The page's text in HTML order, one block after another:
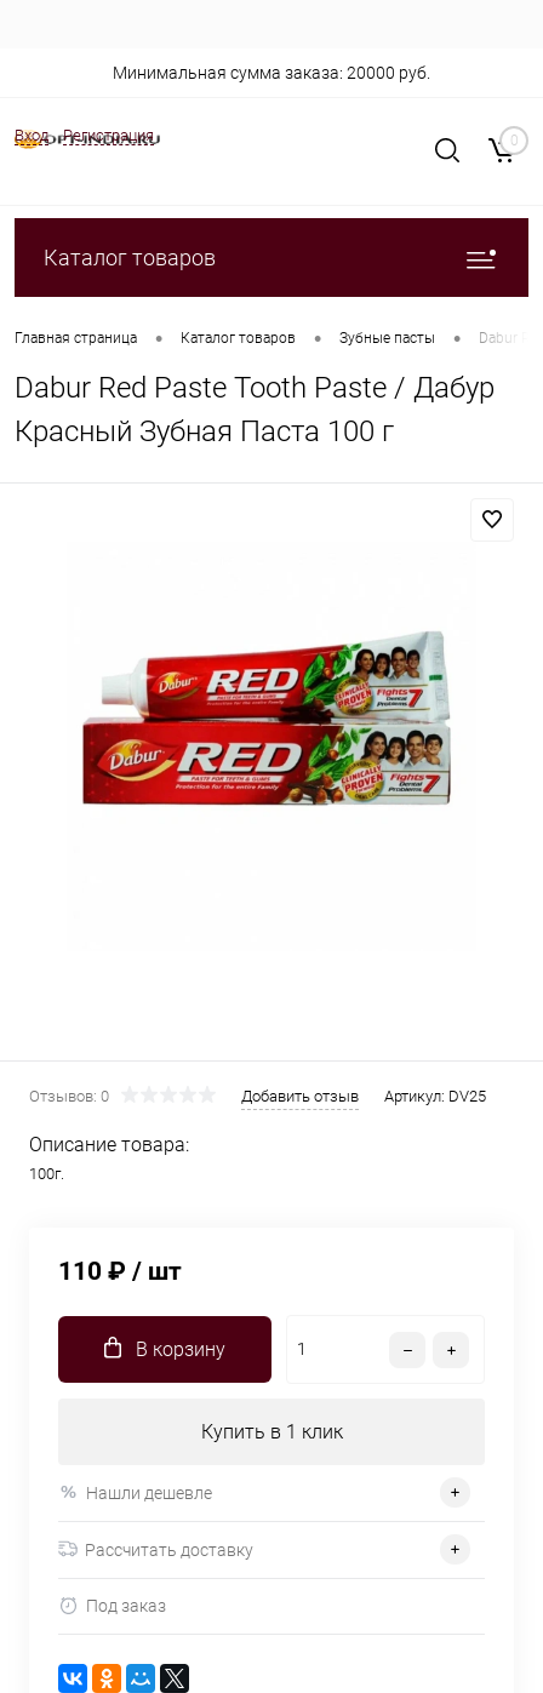
Вход Регистрация
Минимальная сумма заказа: 20000 руб.
0
Каталог товаров
Главная страница • Каталог товаров • Зубные пасты • Dabur
Dabur Red Paste Tooth Paste / Дабур
Красный Зубная Паста 100 г
Отзывов: 0 Добавить отзыв Артикул: DV25
Описание товара:
100г.
110 ₽ / шт
В корзину
Купить в 1 клик
Нашли дешевле
Рассчитать доставку
Под заказ